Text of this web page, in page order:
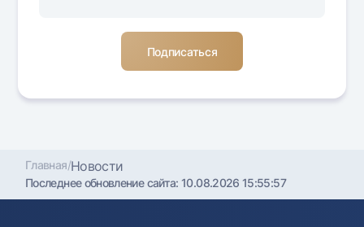
Главная/Новости
Последнее обновление сайта: 10.08.2026 15:55:57